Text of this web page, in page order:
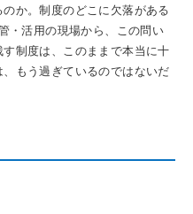
か。制度のどこに欠落がある
・活用の現場から、この問い
制度は、このままで本当に十
もう過ぎているのではないだ